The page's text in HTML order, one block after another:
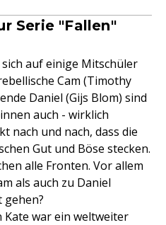
Serie "Fallen"
auf einige Mitschüler
Cam (Timothy
Daniel (Gijs Blom) sind
auch - wirklich
nach und nach, dass die
Gut und Böse stecken.
alle Fronten. Vor allem
als auch zu Daniel
gehen?
Kate war ein weltweiter